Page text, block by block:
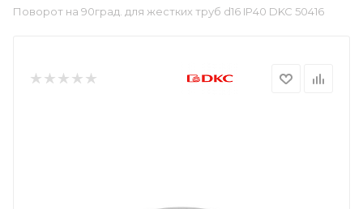
Поворот на 90град. для жестких труб d16 IP40 DKC 50416